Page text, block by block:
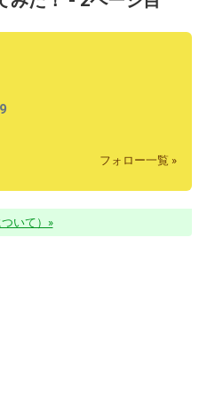
フォロー一覧 »
いて）»